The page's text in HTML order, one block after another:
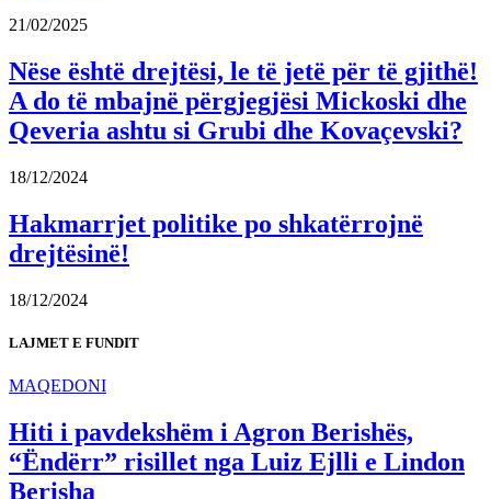
21/02/2025
Nëse është drejtësi, le të jetë për të gjithë!
A do të mbajnë përgjegjësi Mickoski dhe
Qeveria ashtu si Grubi dhe Kovaçevski?
18/12/2024
Hakmarrjet politike po shkatërrojnë
drejtësinë!
18/12/2024
LAJMET E FUNDIT
MAQEDONI
Hiti i pavdekshëm i Agron Berishës,
“Ëndërr” risillet nga Luiz Ejlli e Lindon
Berisha